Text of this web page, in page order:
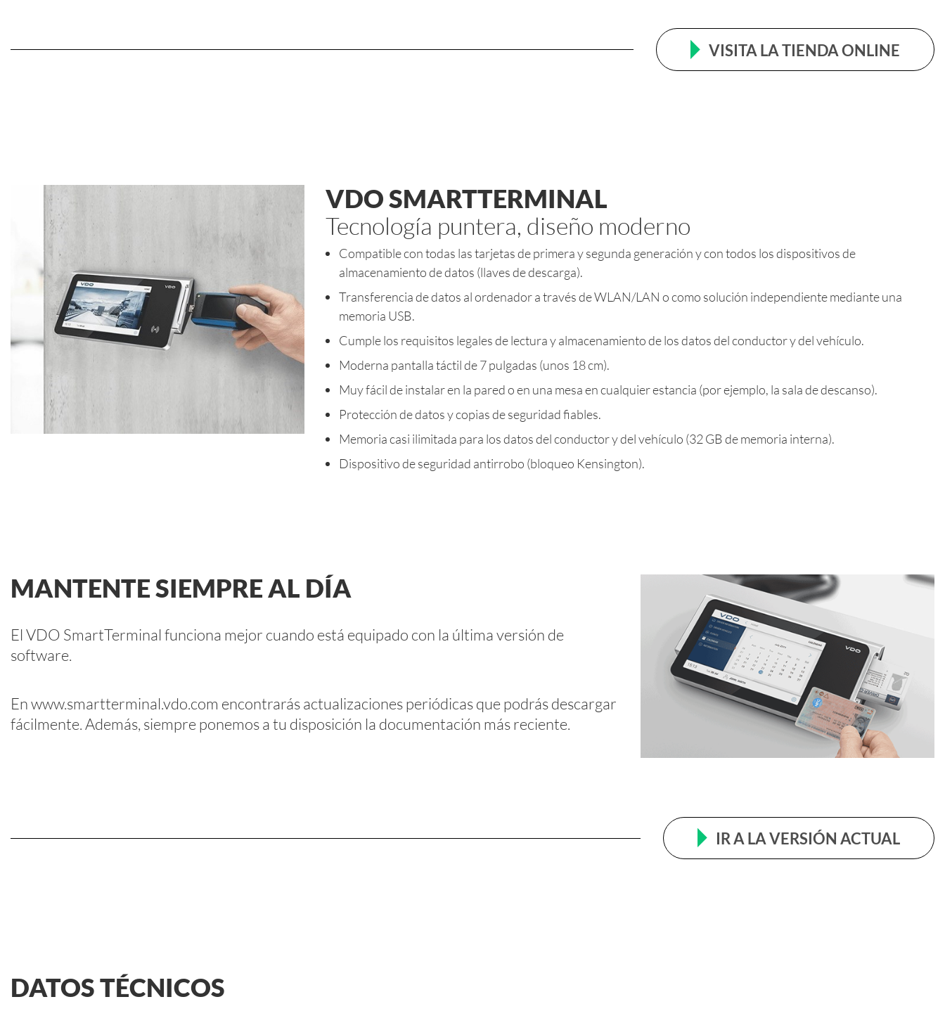
VISITA LA TIENDA ONLINE
VDO SMARTTERMINAL
Tecnología puntera, diseño moderno
Compatible con todas las tarjetas de primera y segunda generación y con todos los dispositivos de
almacenamiento de datos (llaves de descarga).
Transferencia de datos al ordenador a través de WLAN/LAN o como solución independiente mediante una
memoria USB.
Cumple los requisitos legales de lectura y almacenamiento de los datos del conductor y del vehículo.
Moderna pantalla táctil de 7 pulgadas (unos 18 cm).
Muy fácil de instalar en la pared o en una mesa en cualquier estancia (por ejemplo, la sala de descanso).
Protección de datos y copias de seguridad fiables.
Memoria casi ilimitada para los datos del conductor y del vehículo (32 GB de memoria interna).
Dispositivo de seguridad antirrobo (bloqueo Kensington).
MANTENTE SIEMPRE AL DÍA
El VDO SmartTerminal funciona mejor cuando está equipado con la última versión de
software.
Enwww.smartterminal.vdo.com encontrarás actualizaciones periódicas que podrás descargar
fácilmente. Además, siempre ponemos a tu disposición la documentación más reciente.
IR A LA VERSIÓN ACTUAL
DATOS TÉCNICOS